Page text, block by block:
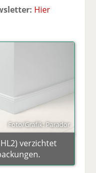
Hier
Foto/Grafik: Parador
verzichtet